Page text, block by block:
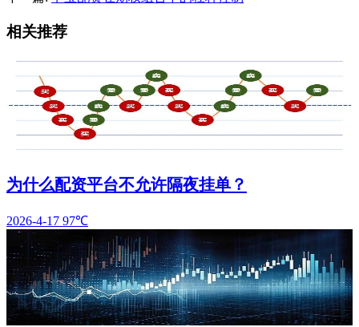
相关推荐
为什么配资平台不允许隔夜挂单？
2026-4-17 97℃